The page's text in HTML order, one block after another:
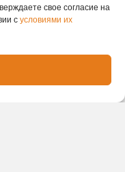
свое согласие на
сусловиями их